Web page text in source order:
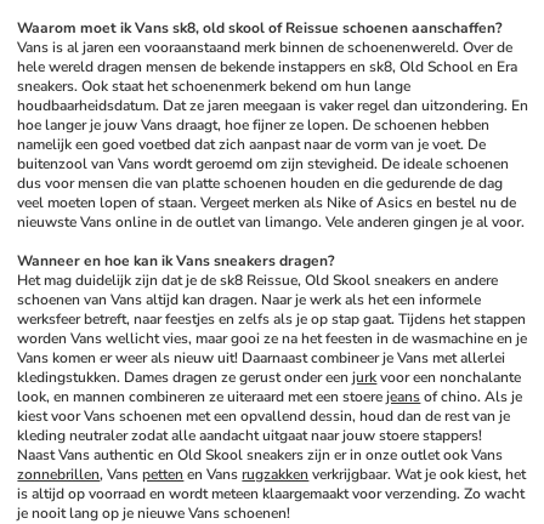
Waarom moet ik Vans sk8, old skool of Reissue schoenen aanschaffen?
Vans is al jaren een vooraanstaand merk binnen de schoenenwereld. Over de
hele wereld dragen mensen de bekende instappers en sk8, Old School en Era
sneakers. Ook staat het schoenenmerk bekend om hun lange
houdbaarheidsdatum. Dat ze jaren meegaan is vaker regel dan uitzondering. En
hoe langer je jouw Vans draagt, hoe fijner ze lopen. De schoenen hebben
namelijk een goed voetbed dat zich aanpast naar de vorm van je voet. De
buitenzool van Vans wordt geroemd om zijn stevigheid. De ideale schoenen
dus voor mensen die van platte schoenen houden en die gedurende de dag
veel moeten lopen of staan. Vergeet merken als Nike of Asics en bestel nu de
nieuwste Vans online in de outlet van limango. Vele anderen gingen je al voor.
Wanneer en hoe kan ik Vans sneakers dragen?
Het mag duidelijk zijn dat je de sk8 Reissue, Old Skool sneakers en andere
schoenen van Vans altijd kan dragen. Naar je werk als het een informele
werksfeer betreft, naar feestjes en zelfs als je op stap gaat. Tijdens het stappen
worden Vans wellicht vies, maar gooi ze na het feesten in de wasmachine en je
Vans komen er weer als nieuw uit! Daarnaast combineer je Vans met allerlei
kledingstukken. Dames dragen ze gerust onder een jurk voor een nonchalante
look, en mannen combineren ze uiteraard met een stoere jeans of chino. Als je
kiest voor Vans schoenen met een opvallend dessin, houd dan de rest van je
kleding neutraler zodat alle aandacht uitgaat naar jouw stoere stappers!
zonnebrillen, Vans petten en Vans rugzakken verkrijgbaar. Wat je ook kiest, het
is altijd op voorraad en wordt meteen klaargemaakt voor verzending. Zo wacht
je nooit lang op je nieuwe Vans schoenen!